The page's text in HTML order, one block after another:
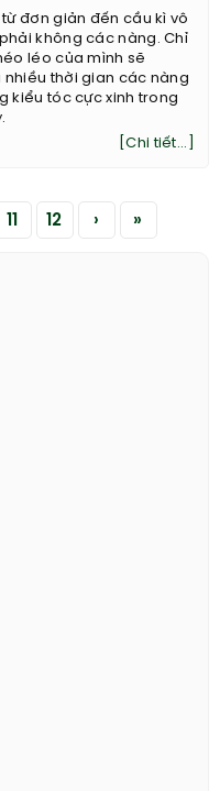
từ đơn giản đến cầu kì vô
không các nàng. Chỉ
léo của mình sẽ
nhiều thời gian các nàng
kiểu tóc cực xinh trong
[Chi tiết...]
11 12 › »